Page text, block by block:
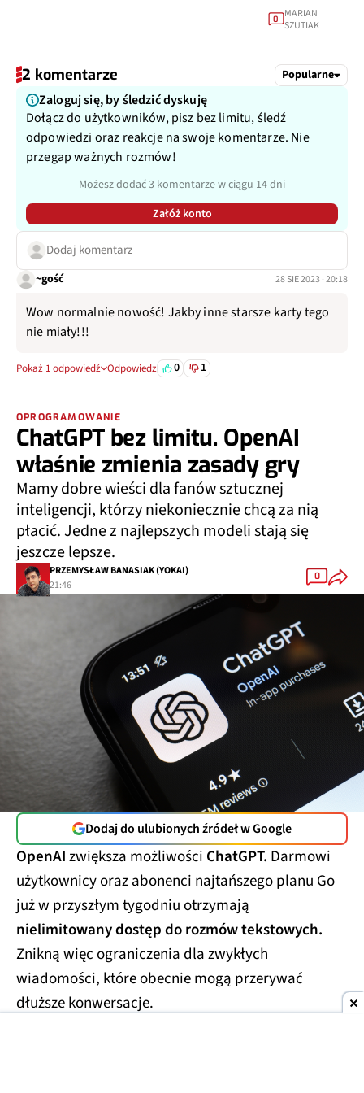
0 MARIAN
SZUTIAK
2 komentarze Popularne
Zaloguj się, by śledzić dyskuję
Dołącz do użytkowników, pisz bez limitu, śledź
odpowiedzi oraz reakcje na swoje komentarze. Nie
przegap ważnych rozmów!
Możesz dodać 3 komentarze w ciągu 14 dni
Załóż konto
Dodaj komentarz
~gość 28 SIE 2023 · 20:18
Wow normalnie nowość! Jakby inne starsze karty tego
nie miały!!!
Pokaż 1 odpowiedź Odpowiedz 0 1
OPROGRAMOWANIE
ChatGPT bez limitu. OpenAI
właśnie zmienia zasady gry
Mamy dobre wieści dla fanów sztucznej
inteligencji, którzy niekoniecznie chcą za nią
płacić. Jedne z najlepszych modeli stają się
jeszcze lepsze.
PRZEMYSŁAW BANASIAK (YOKAI)
21:46
0
Dodaj do ulubionych źródeł w Google
OpenAIzwiększa możliwości ChatGPT. Darmowi
użytkownicy oraz abonenci najtańszego planu Go
już w przyszłym tygodniu otrzymają
nielimitowany dostęp do rozmów tekstowych.
Znikną więc ograniczenia dla zwykłych
wiadomości, które obecnie mogą przerywać
dłuższe konwersacje.